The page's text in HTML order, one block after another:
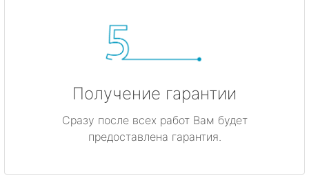
Получение гарантии
Сразу после всех работ Вам будет
предоставлена гарантия.